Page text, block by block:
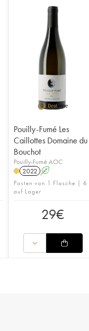
Pouilly-Fumé Les
Caillottes Domaine du
Bouchot
Pouilly-Fumé AOC
2022 A
Posten von 1 Flasche | 6
auf Lager
29€